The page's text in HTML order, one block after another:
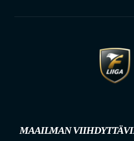
MAAILMAN